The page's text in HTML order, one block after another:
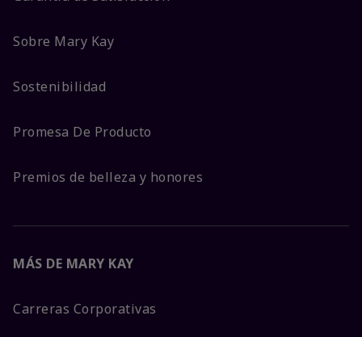
Sobre Mary Kay
Sostenibilidad
Promesa De Producto
Premios de belleza y honores
MÁS DE MARY KAY
Carreras Corporativas